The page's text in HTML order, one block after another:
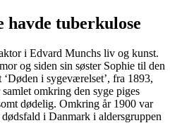
havde tuberkulose
i Edvard Munchs liv og kunst.
og siden sin søster Sophie til den
i sygeværelset’, fra 1893,
omkring den syge piges
dødelig. Omkring år 1900 var
i Danmark i aldersgruppen